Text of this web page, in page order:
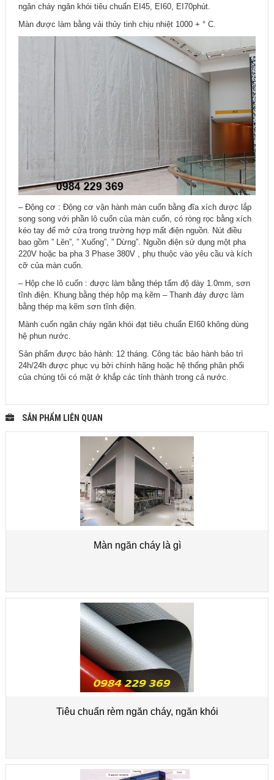
ngăn cháy ngăn khói tiêu chuẩn EI45, EI60, EI70phút.
Màn được làm bằng vải thủy tinh chịu nhiệt 1000 + ° C.
– Động cơ : Động cơ vận hành màn cuốn bằng đĩa xích được lắp
song song với phần lô cuốn của màn cuốn, có ròng rọc bằng xích
kéo tay để mở cửa trong trường hợp mất điện nguồn. Nút điều
bao gồm ” Lên”, ” Xuống”, ” Dừng”. Nguồn điện sử dụng một pha
220V hoặc ba pha 3 Phase 380V , phụ thuộc vào yêu cầu và kích
cỡ của màn cuốn.
– Hộp che lô cuốn : được làm bằng thép tấm độ dày 1.0mm, sơn
tĩnh điện. Khung bằng thép hộp mạ kẽm – Thanh đáy được làm
bằng thép mạ kẽm sơn tĩnh điện.
Mành cuốn ngăn cháy ngăn khói đạt tiêu chuẩn EI60 không dùng
hệ phun nước.
Sản phẩm được bảo hành: 12 tháng. Công tác bảo hành bảo trì
24h/24h được phục vụ bởi chính hãng hoặc hệ thống phân phối
của chúng tôi có mặt ở khắp các tỉnh thành trong cả nước.
SẢN PHẨM LIÊN QUAN
Màn ngăn cháy là gì
Tiêu chuẩn rèm ngăn cháy, ngăn khói